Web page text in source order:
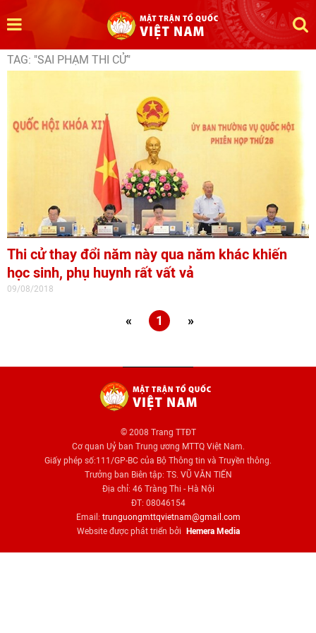
TAG: "SAI PHẠM THI CỬ"
Thi cử thay đổi năm này qua năm khác khiến
học sinh, phụ huynh rất vất vả
09/08/2018
« 1 »
© 2008 Trang TTĐT
Cơ quan Uỷ ban Trung ương MTTQ Việt Nam.
Giấy phép số:111/GP-BC của Bộ Thông tin và Truyền thông.
Trưởng ban Biên tập: TS. VŨ VĂN TIẾN
Địa chỉ: 46 Tràng Thi - Hà Nội
ĐT: 08046154
Email: trunguongmttqvietnam@gmail.com
Website được phát triển bởi
Hemera Media